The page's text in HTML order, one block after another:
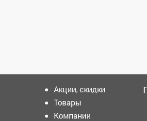
Акции, скидки
Товары
Компании